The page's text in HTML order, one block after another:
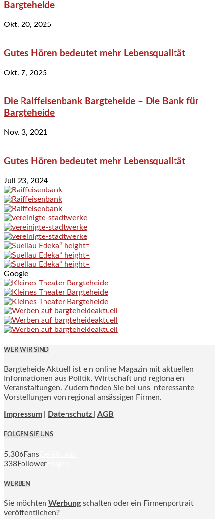
Bargteheide
Okt. 20, 2025
Gutes Hören bedeutet mehr Lebensqualität
Okt. 7, 2025
Die Raiffeisenbank Bargteheide – Die Bank für
Bargteheide
Nov. 3, 2021
Gutes Hören bedeutet mehr Lebensqualität
Juli 23, 2024
Google
WER WIR SIND
Bargteheide Aktuell ist ein online Magazin mit aktuellen
Informationen aus Politik, Wirtschaft und regionalen
Veranstaltungen. Zudem finden Sie bei uns interessante
Vorstellungen von regional ansässigen Firmen.
Impressum Datenschutz | AGB
FOLGEN SIE UNS
5,306Fans
338Follower
WERBEN
Sie möchten Werbung schalten oder ein Firmenportrait
veröffentlichen?